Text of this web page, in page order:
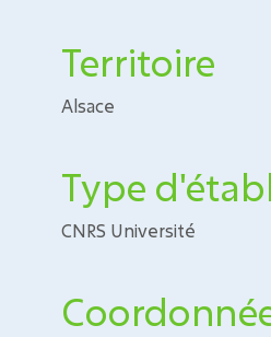
Territoire
Alsace
Type
CNRS Université